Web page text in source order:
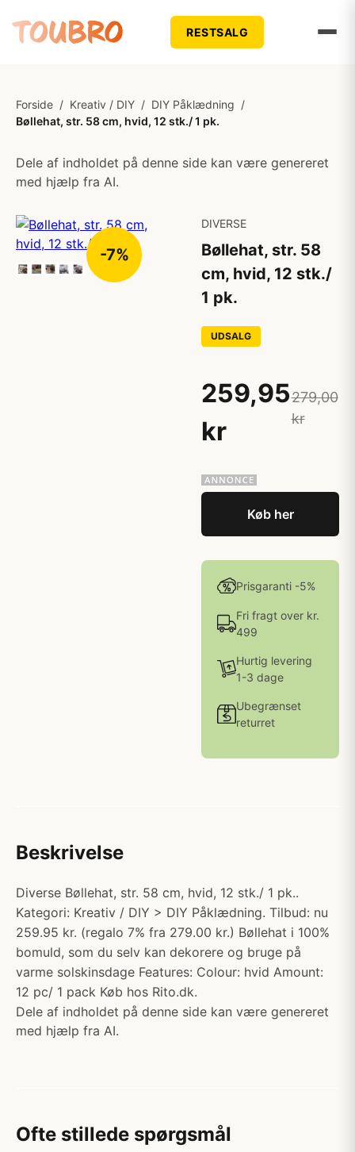
RESTSALG
Forside / Kreativ / DIY / DIY Påklædning /
Bøllehat, str. 58 cm, hvid, 12 stk./ 1 pk.
Dele af indholdet på denne side kan være genereret
med hjælp fra AI.
-7%
DIVERSE
Bøllehat, str. 58
cm, hvid, 12 stk./
1 pk.
UDSALG
259,95
kr
279,00
kr
Køb her
Prisgaranti -5%
Fri fragt over kr.
499
Hurtig levering
1-3 dage
Ubegrænset
returret
Beskrivelse
Diverse Bøllehat, str. 58 cm, hvid, 12 stk./ 1 pk..
Kategori: Kreativ / DIY > DIY Påklædning. Tilbud: nu
259.95 kr. (regalo 7% fra 279.00 kr.) Bøllehat i 100%
bomuld, som du selv kan dekorere og bruge på
varme solskinsdage Features: Colour: hvid Amount:
12 pc/ 1 pack Køb hos Rito.dk.
Dele af indholdet på denne side kan være genereret
med hjælp fra AI.
Ofte stillede spørgsmål